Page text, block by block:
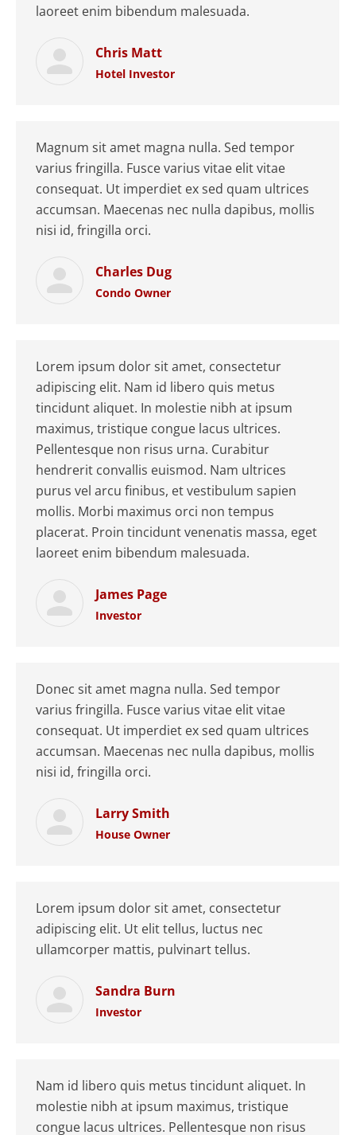
laoreet enim bibendum malesuada.
Chris Matt
Hotel Investor
Magnum sit amet magna nulla. Sed tempor
varius fringilla. Fusce varius vitae elit vitae
consequat. Ut imperdiet ex sed quam ultrices
accumsan. Maecenas nec nulla dapibus, mollis
nisi id, fringilla orci.
Charles Dug
Condo Owner
Lorem ipsum dolor sit amet, consectetur
adipiscing elit. Nam id libero quis metus
tincidunt aliquet. In molestie nibh at ipsum
maximus, tristique congue lacus ultrices.
Pellentesque non risus urna. Curabitur
hendrerit convallis euismod. Nam ultrices
purus vel arcu finibus, et vestibulum sapien
mollis. Morbi maximus orci non tempus
placerat. Proin tincidunt venenatis massa, eget
laoreet enim bibendum malesuada.
James Page
Investor
Donec sit amet magna nulla. Sed tempor
varius fringilla. Fusce varius vitae elit vitae
consequat. Ut imperdiet ex sed quam ultrices
accumsan. Maecenas nec nulla dapibus, mollis
nisi id, fringilla orci.
Larry Smith
House Owner
Lorem ipsum dolor sit amet, consectetur
adipiscing elit. Ut elit tellus, luctus nec
ullamcorper mattis, pulvinart tellus.
Sandra Burn
Investor
Nam id libero quis metus tincidunt aliquet. In
molestie nibh at ipsum maximus, tristique
congue lacus ultrices. Pellentesque non risus